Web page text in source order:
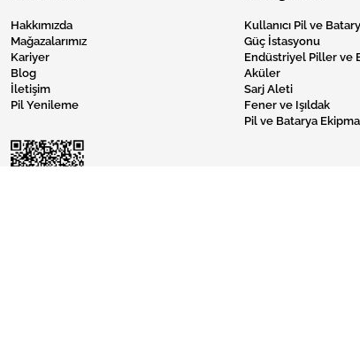
Hakkımızda
Mağazalarımız
Kariyer
Blog
İletişim
Pil Yenileme
Kullanıcı Pil ve
Güç İstasyonu
Endüstriyel Piller ve
Aküler
Sarj Aleti
Fener ve Işıldak
Pil ve Batarya